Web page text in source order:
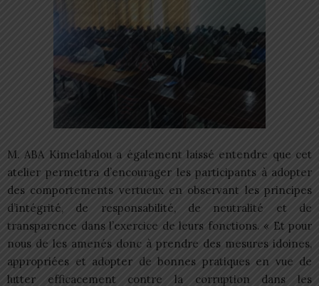
M. ABA Kimelabalou a également laissé entendre que cet
atelier permettra d’encourager les participants à adopter
des comportements vertueux en observant les principes
d’intégrité, de responsabilité, de neutralité et de
transparence dans l’exercice de leurs fonctions. « Et pour
nous de les amenés donc à prendre des mesures idoines,
appropriées et adopter de bonnes pratiques en vue de
lutter efficacement contre la corruption dans les